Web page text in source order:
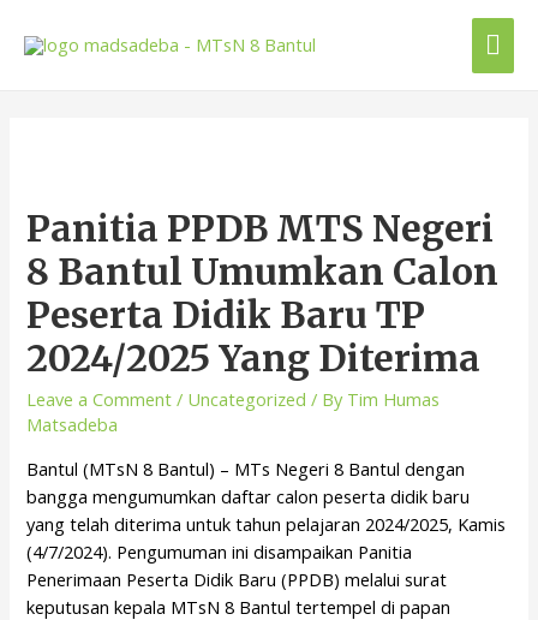
Panitia PPDB MTS Negeri
8 Bantul Umumkan Calon
Peserta Didik Baru TP
2024/2025 Yang Diterima
Leave a Comment / Uncategorized / By Tim Humas
Matsadeba
Bantul (MTsN 8 Bantul) – MTs Negeri 8 Bantul dengan
bangga mengumumkan daftar calon peserta didik baru
yang telah diterima untuk tahun pelajaran 2024/2025, Kamis
(4/7/2024). Pengumuman ini disampaikan Panitia
Penerimaan Peserta Didik Baru (PPDB) melalui surat
keputusan kepala MTsN 8 Bantul tertempel di papan